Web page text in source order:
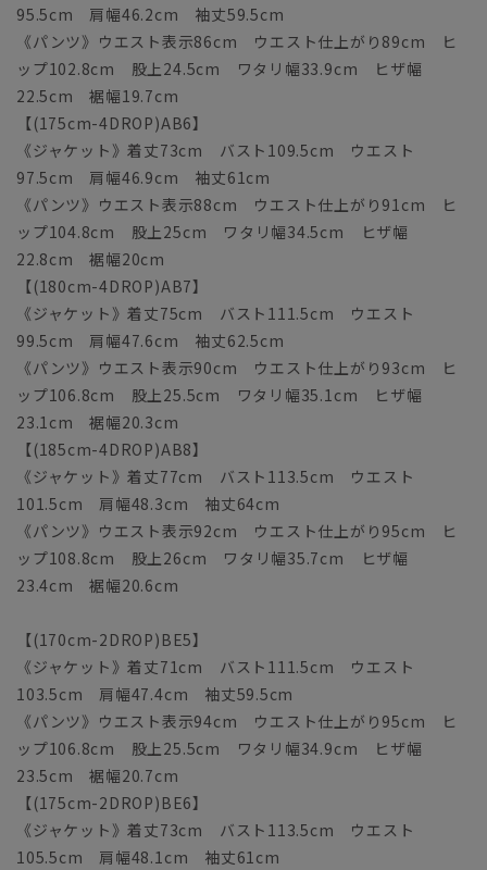
95.5cm 肩幅46.2cm 袖丈59.5cm
《パンツ》ウエスト表示86cm ウエスト仕上がり89cm ヒ
ップ102.8cm 股上24.5cm ワタリ幅33.9cm ヒザ幅
22.5cm 裾幅19.7cm
【(175cm-4DROP)AB6】
《ジャケット》着丈73cm バスト109.5cm ウエスト
97.5cm 肩幅46.9cm 袖丈61cm
《パンツ》ウエスト表示88cm ウエスト仕上がり91cm ヒ
ップ104.8cm 股上25cm ワタリ幅34.5cm ヒザ幅
22.8cm 裾幅20cm
【(180cm-4DROP)AB7】
《ジャケット》着丈75cm バスト111.5cm ウエスト
99.5cm 肩幅47.6cm 袖丈62.5cm
《パンツ》ウエスト表示90cm ウエスト仕上がり93cm ヒ
ップ106.8cm 股上25.5cm ワタリ幅35.1cm ヒザ幅
23.1cm 裾幅20.3cm
【(185cm-4DROP)AB8】
《ジャケット》着丈77cm バスト113.5cm ウエスト
101.5cm 肩幅48.3cm 袖丈64cm
《パンツ》ウエスト表示92cm ウエスト仕上がり95cm ヒ
ップ108.8cm 股上26cm ワタリ幅35.7cm ヒザ幅
23.4cm 裾幅20.6cm
【(170cm-2DROP)BE5】
《ジャケット》着丈71cm バスト111.5cm ウエスト
103.5cm 肩幅47.4cm 袖丈59.5cm
《パンツ》ウエスト表示94cm ウエスト仕上がり95cm ヒ
ップ106.8cm 股上25.5cm ワタリ幅34.9cm ヒザ幅
23.5cm 裾幅20.7cm
【(175cm-2DROP)BE6】
《ジャケット》着丈73cm バスト113.5cm ウエスト
105.5cm 肩幅48.1cm 袖丈61cm